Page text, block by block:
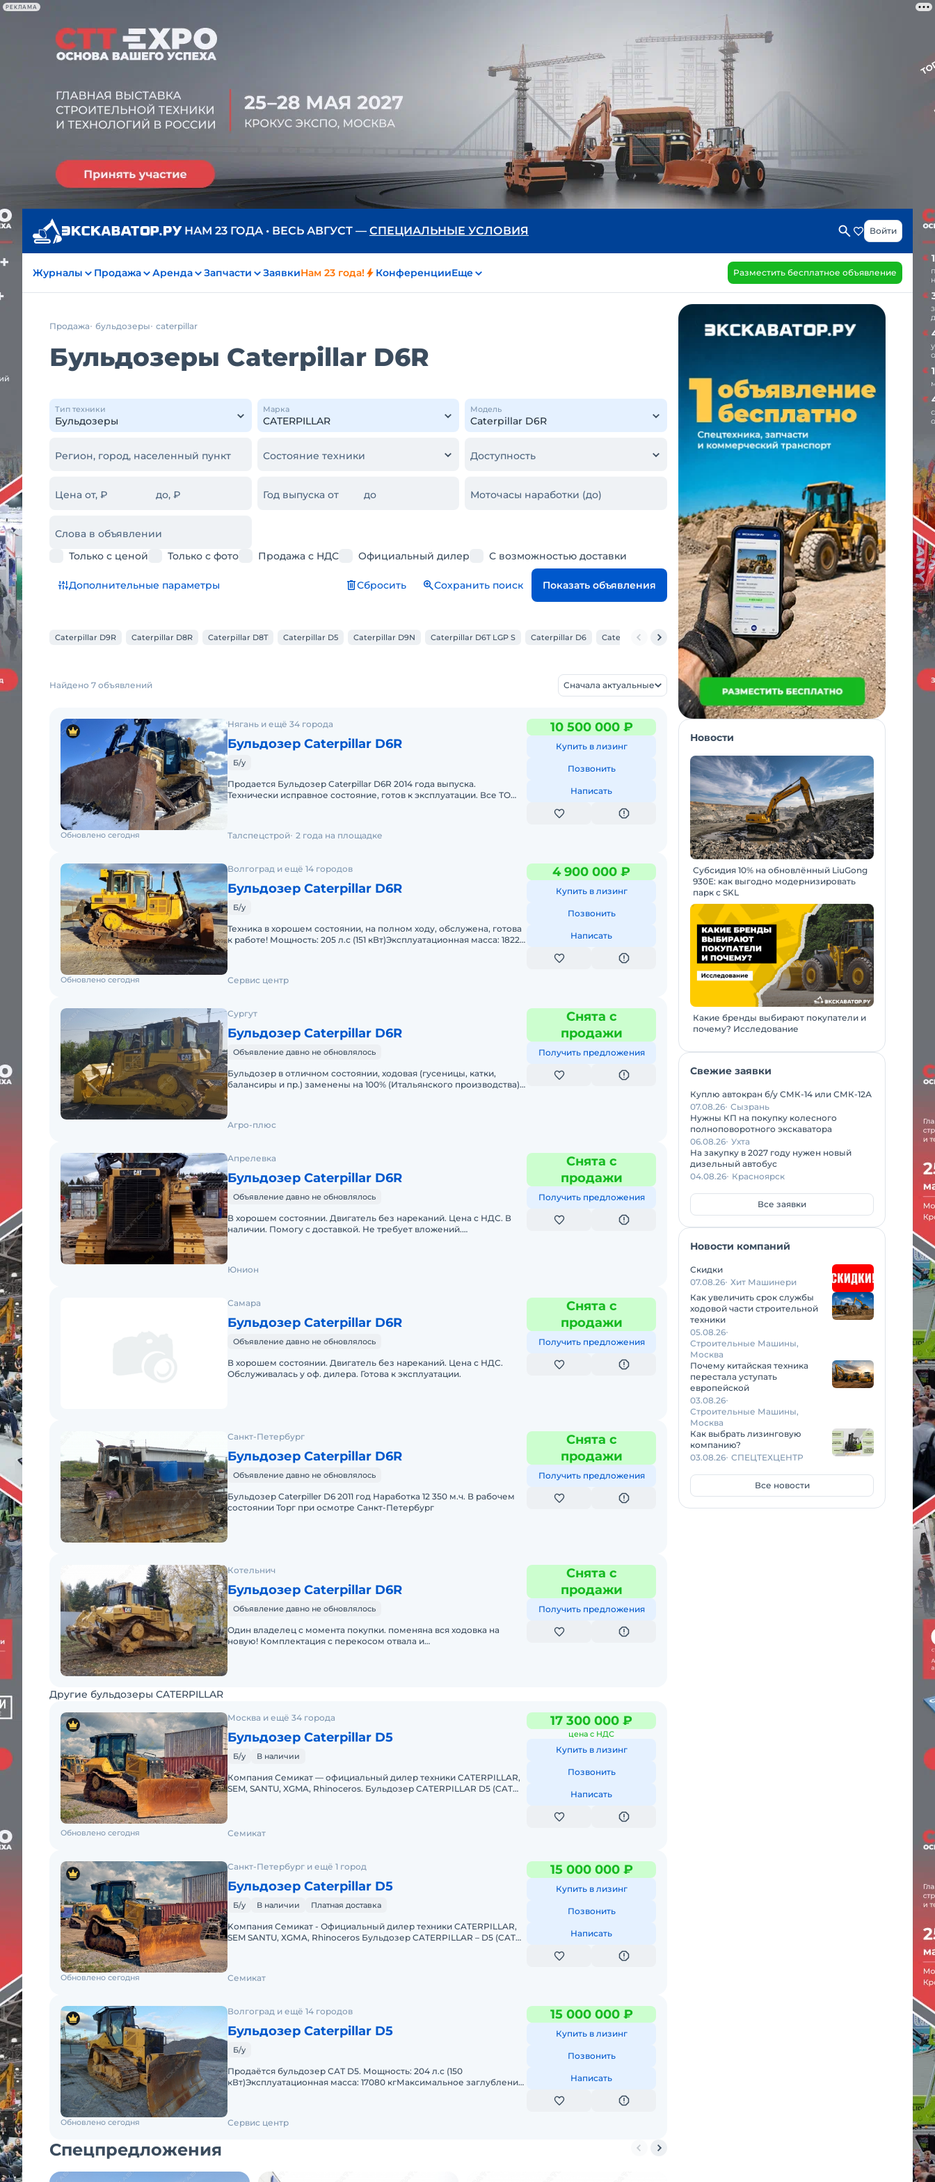
РЕКЛАМА
НАМ 23 ГОДА • ВЕСЬ АВГУСТ — СПЕЦИАЛЬНЫЕ УСЛОВИЯ Войти
Журналы Продажа Аренда Запчасти ЗаявкиНам 23 года! КонференцииЕще Разместить бесплатное объявление
Продажа бульдозеры caterpillar
Бульдозеры Caterpillar D6R
Тип техники Марка Модель
Регион, город, населенный пункт Состояние техники Доступность
Цена от, ₽ до, ₽ Год выпуска от до Моточасы наработки (до)
Слова в объявлении
Только с ценой
Только с фото Продажа с НДС Официальный дилер С возможностью доставки
Дополнительные параметры Сбросить Сохранить поиск Показать объявления
Caterpillar D9R Caterpillar D8R Caterpillar D8T Caterpillar D5 Caterpillar D9N Caterpillar D6T LGP S Caterpillar D6 Caterpillar D7R (серия II) Caterpillar D6R LGP (серия II) Caterpillar D6N
Найдено 7 объявлений Сначала актуальные
Нягань и ещё 34 города
Бульдозер Caterpillar D6R
Б/у
Продается Бульдозер Caterpillar D6R 2014 года выпуска.
Технически исправное состояние, готов к эксплуатации. Все ТО
10 500 000 ₽
Купить в лизинг
Позвонить
Написать
Обновлено сегодня Талспецстрой 2 года на площадке
Волгоград и ещё 14 городов
Бульдозер Caterpillar D6R
Б/у
Техника в хорошем состоянии, на полном ходу, обслужена, готова
к работе! Мощность: 205 л.с (151 кВт)Эксплуатационная масса: 18225
4 900 000 ₽
Купить в лизинг
Позвонить
Написать
Обновлено сегодня Сервис центр
Сургут
Бульдозер Caterpillar D6R
Объявление давно не обновлялось
Бульдозер в отличном состоянии, ходовая (гусеницы, катки,
балансиры и пр.) заменены на 100% (Итальянского производства),
Снята с
продажи
Получить предложения
Агро-плюс
Апрелевка
Бульдозер Caterpillar D6R
Объявление давно не обновлялось
В хорошем состоянии. Двигатель без нареканий. Цена с НДС. В
наличии. Помогу с доставкой. Не требует вложений.
Снята с
продажи
Получить предложения
Юнион
Самара
Бульдозер Caterpillar D6R
Объявление давно не обновлялось
В хорошем состоянии. Двигатель без нареканий. Цена с НДС.
Обслуживалась у оф. дилера. Готова к эксплуатации.
Снята с
продажи
Получить предложения
Санкт-Петербург
Бульдозер Caterpillar D6R
Объявление давно не обновлялось
Бульдозер Caterpiller D6 2011 год Наработка 12 350 м.ч. В рабочем
состоянии Торг при осмотре Санкт-Петербург
Снята с
продажи
Получить предложения
Котельнич
Бульдозер Caterpillar D6R
Объявление давно не обновлялось
Один владелец с момента покупки. поменяна вся ходовка на
новую! Комплектация с перекосом отвала и
Снята с
продажи
Получить предложения
Другие бульдозеры CATERPILLAR
Москва и ещё 34 города
Бульдозер Caterpillar D5
Б/у В наличии
Компания Семикат — официальный дилер техники CATERPILLAR,
SEM, SANTU, XGMA, Rhinoceros. Бульдозер CATERPILLAR D5 (CAT
17 300 000 ₽
цена с НДС
Купить в лизинг
Позвонить
Написать
Обновлено сегодня Семикат
Санкт-Петербург и ещё 1 город
Бульдозер Caterpillar D5
Б/у В наличии Платная доставка
Kомпaния Семикат - Официальный дилер техники CATERPILLAR,
SEM SANTU, ХGМA, Rhinoceros Бульдозер CATERPILLAR – D5 (CAT
15 000 000 ₽
Купить в лизинг
Позвонить
Написать
Обновлено сегодня Семикат
Волгоград и ещё 14 городов
Бульдозер Caterpillar D5
Б/у
Пpoдaётcя бульдозеp САТ D5. Мощность: 204 л.с (150
кВт)Эксплуатационная масса: 17080 кгМаксимальное заглубление:
15 000 000 ₽
Купить в лизинг
Позвонить
Написать
Обновлено сегодня Сервис центр
Спецпредложения
Новости
Субсидия 10% на обновлённый LiuGong
930E: как выгодно модернизировать
парк с SKL
Какие бренды выбирают покупатели и
почему? Исследование
Свежие заявки
Куплю автокран б/у СМК-14 или СМК-12А
07.08.26 Сызрань
Нужны КП на покупку колесного
полноповоротного экскаватора
06.08.26 Ухта
На закупку в 2027 году нужен новый
дизельный автобус
04.08.26 Красноярск
Все заявки
Новости компаний
Скидки
07.08.26 Хит Машинери
Как увеличить срок службы
ходовой части строительной
техники
05.08.26
Строительные Машины,
Москва
Почему китайская техника
перестала уступать
европейской
03.08.26
Строительные Машины,
Москва
Как выбрать лизинговую
компанию?
03.08.26 СПЕЦТЕХЦЕНТР
Все новости